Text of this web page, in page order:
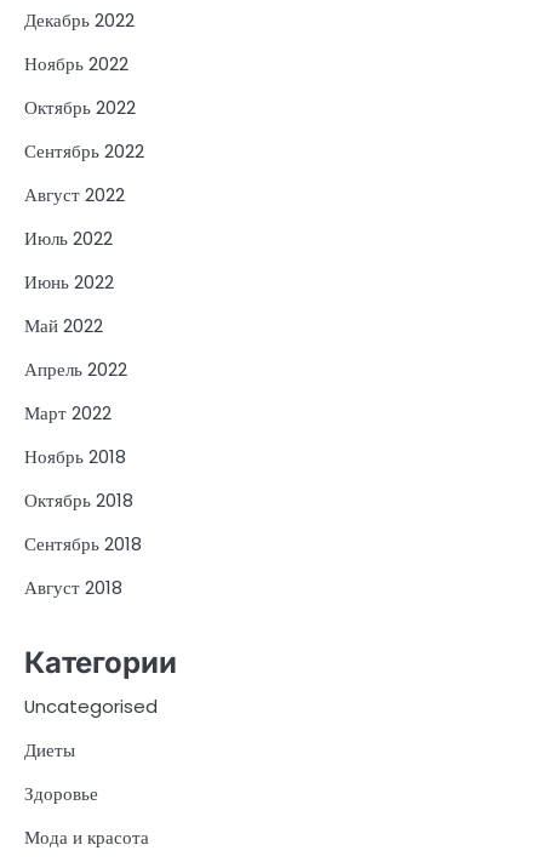
Декабрь 2022
Ноябрь 2022
Октябрь 2022
Сентябрь 2022
Август 2022
Июль 2022
Июнь 2022
Май 2022
Апрель 2022
Март 2022
Ноябрь 2018
Октябрь 2018
Сентябрь 2018
Август 2018
Категории
Uncategorised
Диеты
Здоровье
Мода и красота